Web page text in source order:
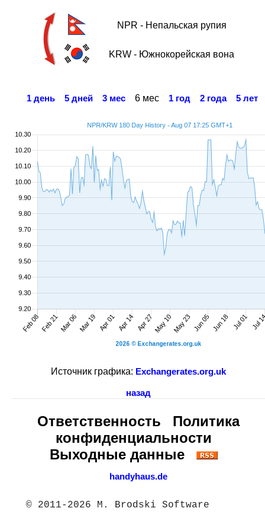
NPR - Непальская рупия
KRW - Южнокорейская вона
1 день 5 дней 3 мес 6 мес 1 год 2 года 5 лет
Источник графика: Exchangerates.org.uk
назад
Ответственность
Политика
конфиденциальности
Выходные данные
handyhaus.de
© 2011-2026 M. Brodski Software